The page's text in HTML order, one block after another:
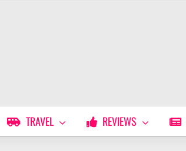
TRAVEL REVIEWS